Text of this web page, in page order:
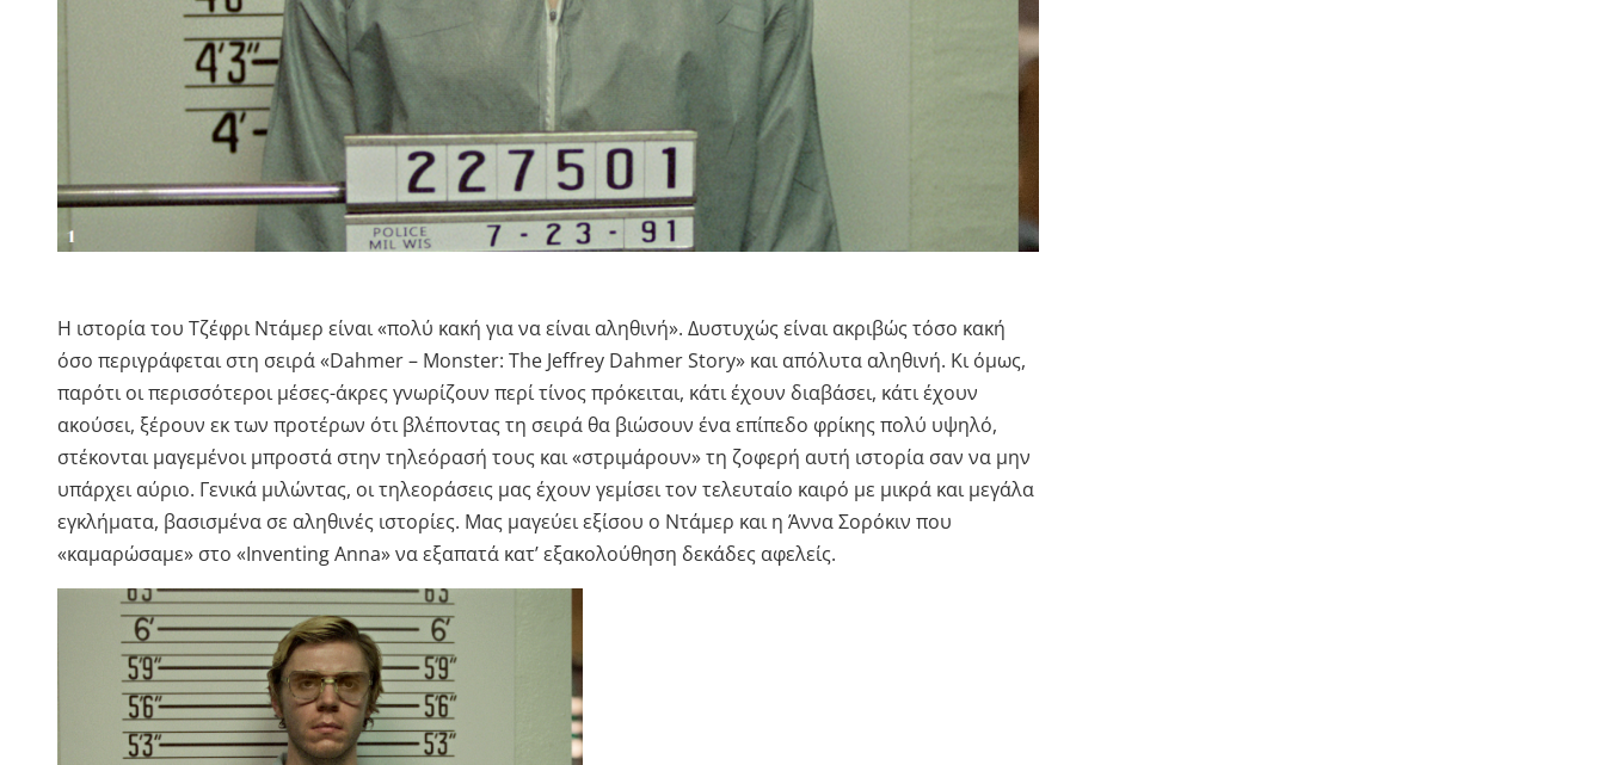
H ιστορία του Τζέφρι Ντάμερ είναι «πολύ κακή για να είναι αληθινή». Δυστυχώς είναι ακριβώς τόσο κακή
όσο περιγράφεται στη σειρά «Dahmer – Monster: The Jeffrey Dahmer Story» και απόλυτα αληθινή. Κι όμως,
παρότι οι περισσότεροι μέσες-άκρες γνωρίζουν περί τίνος πρόκειται, κάτι έχουν διαβάσει, κάτι έχουν
ακούσει, ξέρουν εκ των προτέρων ότι βλέποντας τη σειρά θα βιώσουν ένα επίπεδο φρίκης πολύ υψηλό,
στέκονται μαγεμένοι μπροστά στην τηλεόρασή τους και «στριμάρουν» τη ζοφερή αυτή ιστορία σαν να μην
υπάρχει αύριο. Γενικά μιλώντας, οι τηλεοράσεις μας έχουν γεμίσει τον τελευταίο καιρό με μικρά και μεγάλα
εγκλήματα, βασισμένα σε αληθινές ιστορίες. Μας μαγεύει εξίσου ο Ντάμερ και η Άννα Σορόκιν που
«καμαρώσαμε» στο «Inventing Anna» να εξαπατά κατ’ εξακολούθηση δεκάδες αφελείς.